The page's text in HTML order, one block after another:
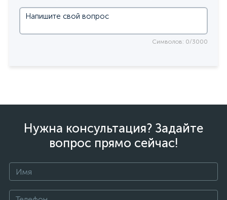
Символов: 0/3000
Нужна консультация? Задайте
вопрос прямо сейчас!